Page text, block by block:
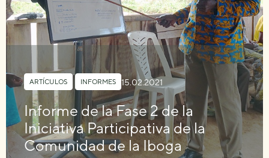
ARTÍCULOS INFORMES 15.02.2021
Informe de la Fase 2 de la
Iniciativa Participativa de la
Comunidad de la Iboga